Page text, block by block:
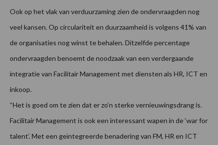
Ook op het vlak van verduurzaming zien de ondervraagden nog
veel kansen. Op circulariteit en duurzaamheid is volgens 41% van
de organisaties nog winst te behalen. Ditzelfde percentage
ondervraagden benoemt de noodzaak van een verdergaande
integratie van Facilitair Management met diensten als HR, ICT en
inkoop.
“Het is goed om te zien dat er zo’n sterke vernieuwingsdrang is.
Facilitair Management is ook een interessant wapen in de ‘war for
talent’. Met een geïntegreerde benadering van FM, HR en ICT